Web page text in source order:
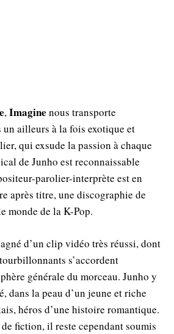
,Imagine nous transporte
un ailleurs à la fois exotique et
qui exsude la passion à chaque
de Junho est reconnaissable
parolier-interprète est en
après titre, une discographie de
monde de la K-Pop.
d’un clip vidéo très réussi, dont
s’accordent
générale du morceau. Junho y
dans la peau d’un jeune et riche
héros d’une histoire romantique.
fiction, il reste cependant soumis